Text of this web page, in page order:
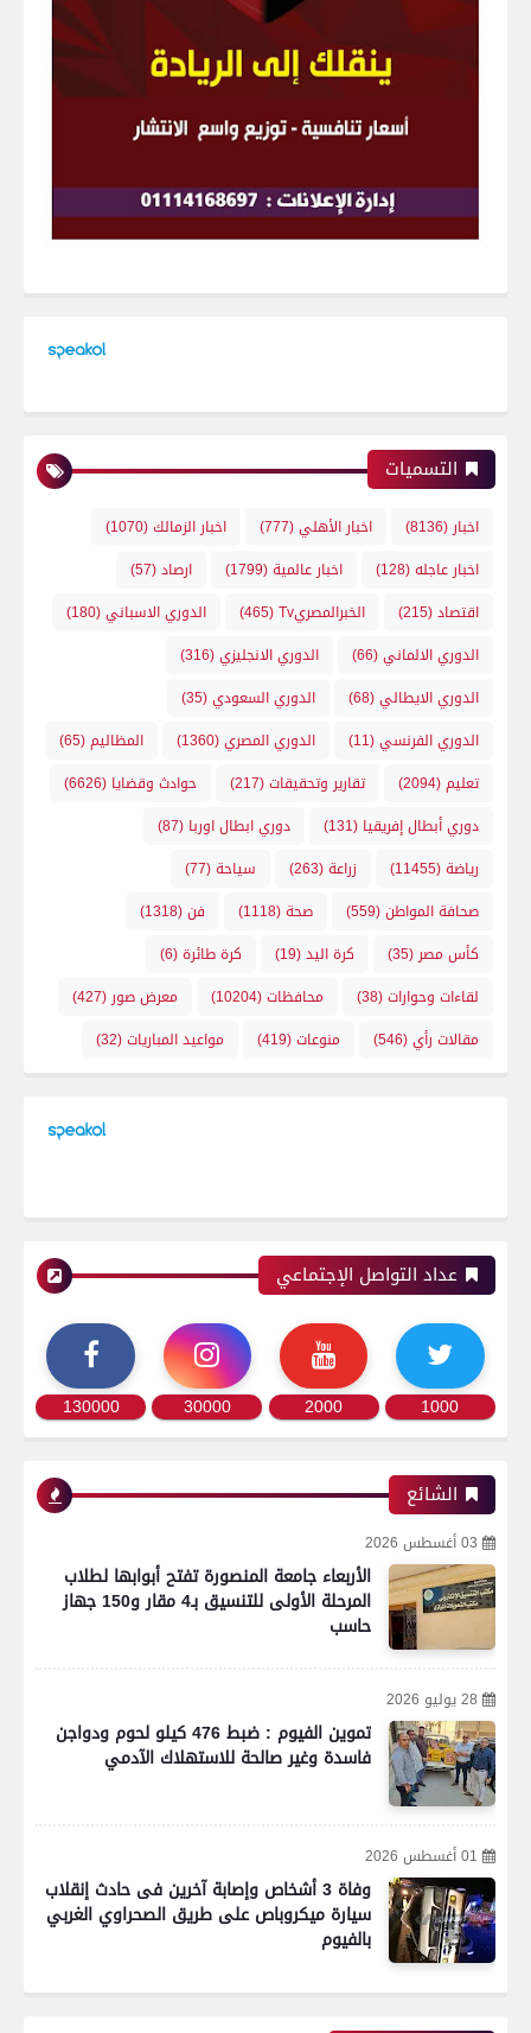
التسميات
اخبار(8136) اخبار الأهلي(777) اخبار الزمالك(1070)
اخبار عاجله(128) اخبار عالمية(1799) ارصاد(57)
اقتصاد(215) الخبرالمصريTv (465) الدوري الاسباني(180)
الدوري الالماني(66) الدوري الانجليزي(316)
الدوري الايطالي(68) الدوري السعودي(35)
الدوري الفرنسي(11) الدوري المصري(1360) المظاليم(65)
تعليم(2094) تقارير وتحقيقات(217) حوادث وقضايا (6626)
دوري أبطال إفريقيا (131) دوري ابطال اوربا (87)
رياضة(11455) زراعة(263) سياحة(77)
صحافة المواطن(559) صحة(1118) فن(1318)
كأس مصر(35) كرة اليد(19) كرة طائرة(6)
لقاءات وحوارات(38) محافظات(10204) معرض صور(427)
مقالات رأي(546) منوعات(419) مواعيد المباريات(32)
عداد التواصل الإجتماعي
1000
2000
30000
130000
الشائع
03 أغسطس 2026
الأربعاء جامعة المنصورة تفتح أبوابها لطلاب
المرحلة الأولى للتنسيق بـ4 مقار و150 جهاز
حاسب
28 يوليو 2026
تموين الفيوم : ضبط 476 كيلو لحوم ودواجن
فاسدة وغير صالحة للاستهلاك الآدمي
01 أغسطس 2026
وفاة 3 أشخاص وإصابة آخرين فى حادث إنقلاب
سيارة ميكروباص على طريق الصحراوي الغربي
بالفيوم